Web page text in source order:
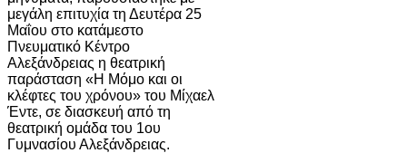
μεγάλη επιτυχία τη Δευτέρα 25
Μαΐου στο κατάμεστο
Πνευματικό Κέντρο
Αλεξάνδρειας η θεατρική
παράσταση «Η Μόμο και οι
κλέφτες του χρόνου» του Μίχαελ
Έντε, σε διασκευή από τη
θεατρική ομάδα του 1ου
Γυμνασίου Αλεξάνδρειας.